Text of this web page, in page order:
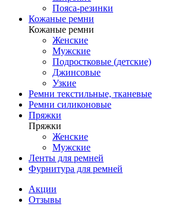
Пояса-резинки
Кожаные ремни
Кожаные ремни
Женские
Мужские
Подростковые (детские)
Джинсовые
Узкие
Ремни текстильные, тканевые
Ремни силиконовые
Пряжки
Пряжки
Женские
Мужские
Ленты для ремней
Фурнитура для ремней
Акции
Отзывы